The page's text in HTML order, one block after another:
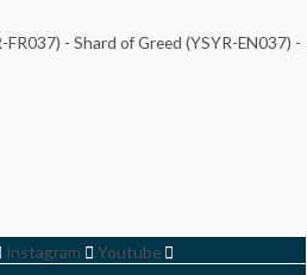
Instagram Youtube